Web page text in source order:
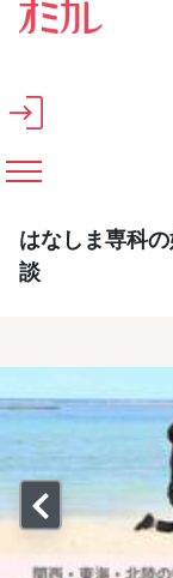
メインコンテンツへス
はなしま専科
談